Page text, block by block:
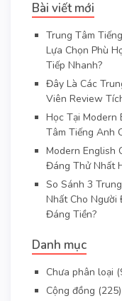
Bài viết mới
Trung Tâm
Lựa Chọn Phù
Tiếp Nhanh?
Đây Là Các
Viên Review
Học Tại Modern
Tâm Tiếng Anh
Modern English
Đáng Thử Nhất
So Sánh 3
Nhất Cho Người
Đáng Tiền?
Danh mục
Chưa phân loại
Cộng đồng (225)